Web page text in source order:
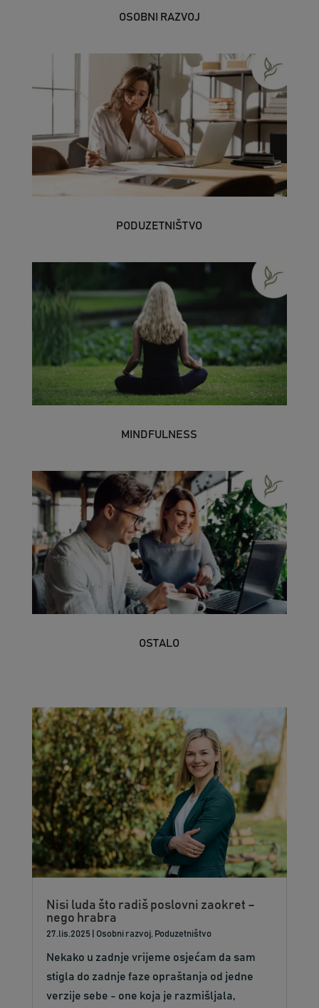
OSOBNI RAZVOJ
PODUZETNIŠTVO
MINDFULNESS
OSTALO
Nisi luda što radiš poslovni zaokret –
nego hrabra
27.lis.2025 Osobni razvoj, Poduzetništvo
Nekako u zadnje vrijeme osjećam da sam
stigla do zadnje faze opraštanja od jedne
verzije sebe - one koja je razmišljala,